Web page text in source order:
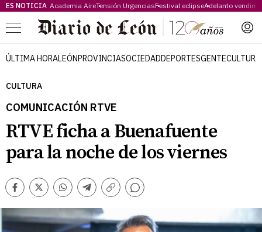
ES NOTICIA Academia AireTensión UrgenciasFestival eclipseAdelanto
Menú
ÚLTIMA HORALEÓNPROVINCIASOCIEDADDEPORTESGENTECULTURA
CULTURA
COMUNICACIÓN RTVE
RTVE ficha a Buenafuente
para la noche de los viernes
Facebook
TwitterWhatsappTelegram
Copiar
Comentarios